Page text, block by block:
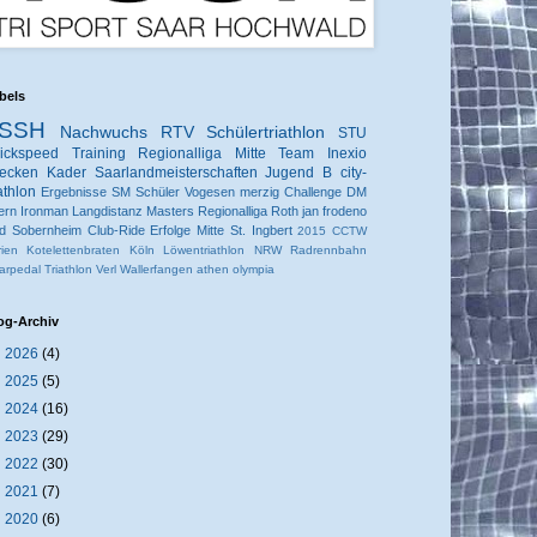
Nachwuchs RTV Schülertriathlon
STU
Training Regionalliga Mitte
Team Inexio
Kader Saarlandmeisterschaften Jugend B city-
Ergebnisse SM Schüler Vogesen merzig Challenge DM
Ironman Langdistanz Masters Regionalliga Roth jan frodeno
Sobernheim Club-Ride Erfolge Mitte St. Ingbert 2015 CCTW
Kotelettenbraten Köln Löwentriathlon NRW
Radrennbahn
Triathlon Verl Wallerfangen athen olympia
Archiv
2026 (4)
2025 (5)
2024 (16)
2023 (29)
2022 (30)
2021 (7)
2020 (6)